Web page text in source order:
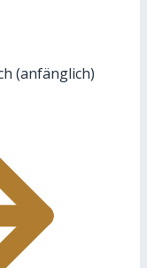
(anfänglich)